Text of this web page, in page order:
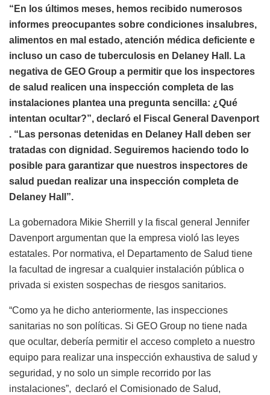
“En los últimos meses, hemos recibido numerosos
informes preocupantes sobre condiciones insalubres,
alimentos en mal estado, atención médica deficiente e
incluso un caso de tuberculosis en Delaney Hall. La
negativa de GEO Group a permitir que los inspectores
de salud realicen una inspección completa de las
instalaciones plantea una pregunta sencilla: ¿Qué
intentan ocultar?”, declaró el Fiscal General Davenport
. “Las personas detenidas en Delaney Hall deben ser
tratadas con dignidad. Seguiremos haciendo todo lo
posible para garantizar que nuestros inspectores de
salud puedan realizar una inspección completa de
Delaney Hall”.
La gobernadora Mikie Sherrill y la fiscal general Jennifer
Davenport argumentan que la empresa violó las leyes
estatales. Por normativa, el Departamento de Salud tiene
la facultad de ingresar a cualquier instalación pública o
privada si existen sospechas de riesgos sanitarios.
“Como ya he dicho anteriormente, las inspecciones
sanitarias no son políticas. Si GEO Group no tiene nada
que ocultar, debería permitir el acceso completo a nuestro
equipo para realizar una inspección exhaustiva de salud y
seguridad, y no solo un simple recorrido por las
instalaciones”, declaró el Comisionado de Salud,